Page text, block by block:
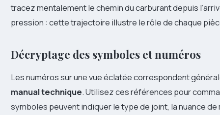
tracez mentalement le chemin du carburant depuis
pression : cette trajectoire illustre le rôle de chaque
Décryptage des symboles et numéros
Les numéros sur une vue éclatée correspondent
manual technique. Utilisez ces références pour
symboles peuvent indiquer le type de joint, la nuance